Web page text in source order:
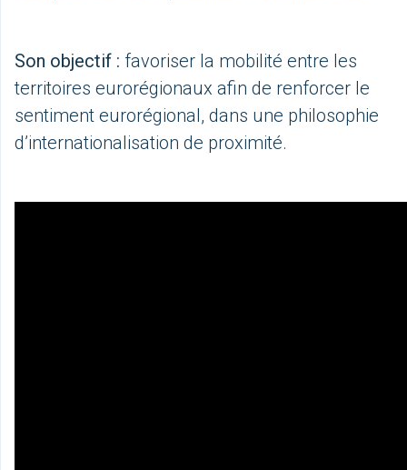
Son objectif : favoriser la mobilité entre les
territoires eurorégionaux afin de renforcer le
sentiment eurorégional, dans une philosophie
d’internationalisation de proximité.